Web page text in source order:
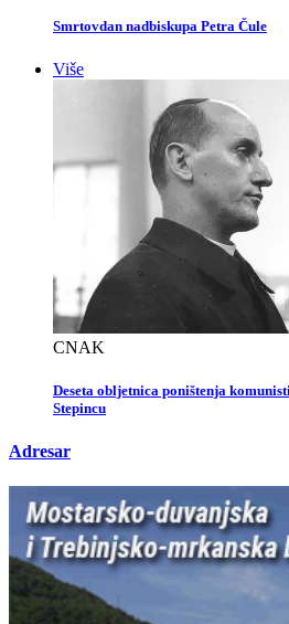
Smrtovdan nadbiskupa Petra Čule
Više
CNAK
Deseta obljetnica poništenja
Stepincu
Adresar